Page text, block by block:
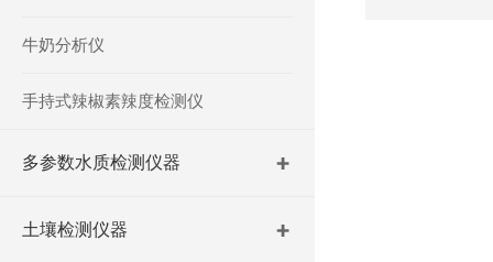
牛奶分析仪
手持式辣椒素辣度检测仪
多参数水质检测仪器
土壤检测仪器